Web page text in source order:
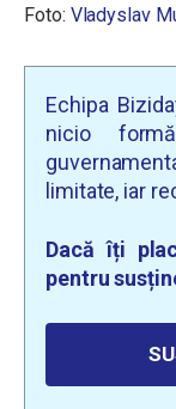
Foto: Vladyslav
Echipa
nicio
limitate, iar
Dacă îți
pentru